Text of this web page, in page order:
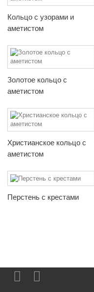
Кольцо с узорами и
аметистом
Золотое кольцо с
аметистом
Христианское кольцо с
аметистом
Перстень с крестами